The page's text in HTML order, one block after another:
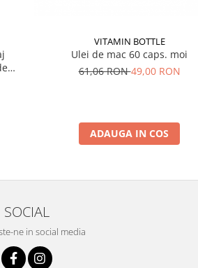
VITAMIN BOTTLE
Ulei de mac 60 caps. moi
61,06 RON49,00 RON
ADAUGA IN COS
SOCIAL
ne in social media